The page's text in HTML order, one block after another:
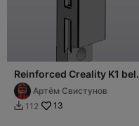
Reinforced Creality K1 belt
clip/Усиленный зажим для
ремняАртём Свистунов
 112 13